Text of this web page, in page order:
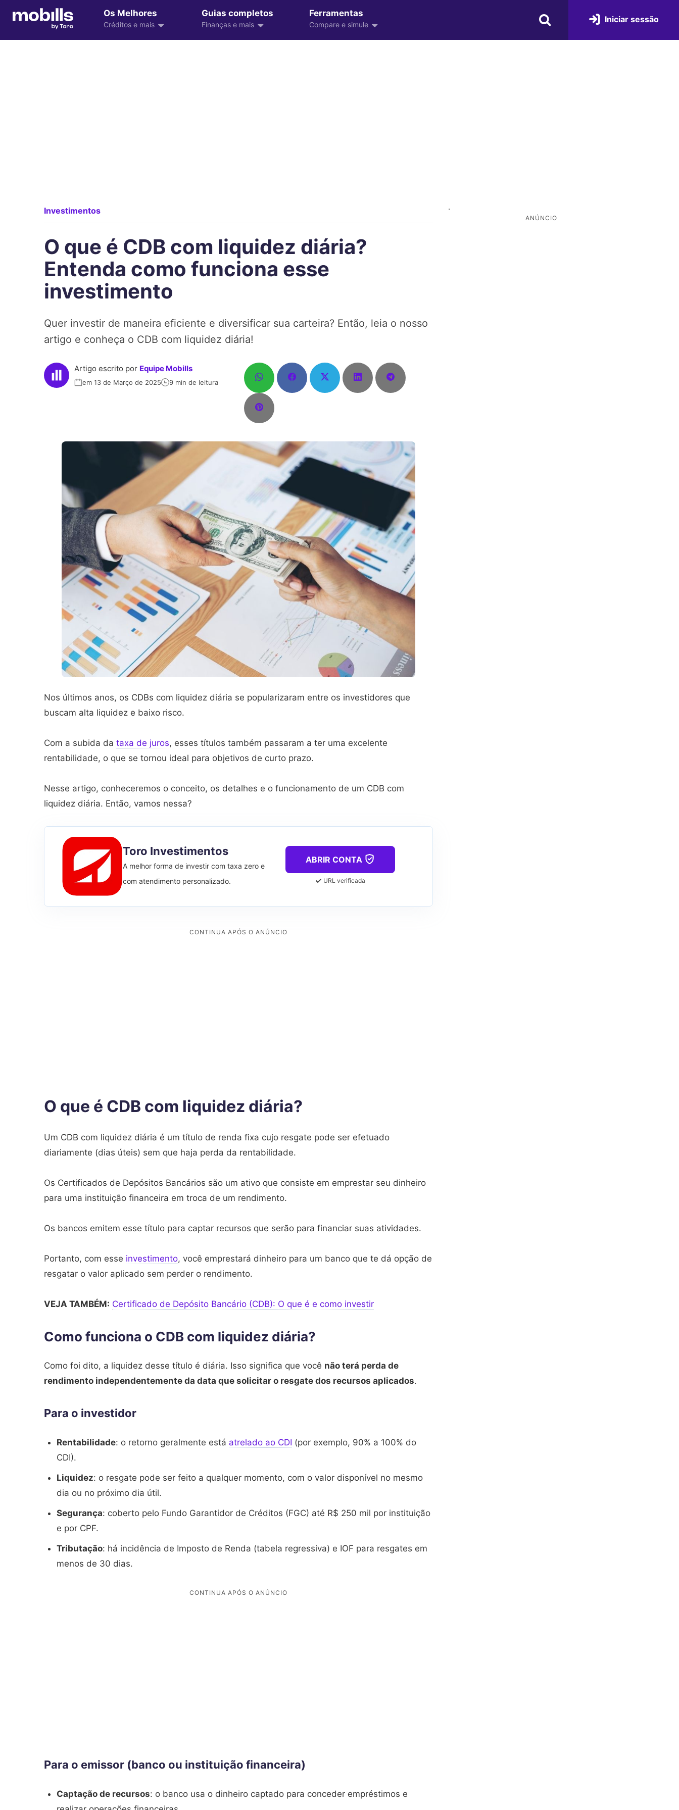
Os Melhores
Créditos e mais
Guias completos
Finanças e mais
Ferramentas
Compare e simule
Iniciar sessão
Investimentos
O que é CDB com liquidez diária?
Entenda como funciona esse
investimento
Quer investir de maneira eficiente e diversificar sua carteira? Então, leia o nosso
artigo e conheça o CDB com liquidez diária!
Artigo escrito por Equipe Mobills
em 13 de Março de 2025 9 min de leitura
Nos últimos anos, os CDBs com liquidez diária se popularizaram entre os investidores que
buscam alta liquidez e baixo risco.
Com a subida da taxa de juros, esses títulos também passaram a ter uma excelente
rentabilidade, o que se tornou ideal para objetivos de curto prazo.
Nesse artigo, conheceremos o conceito, os detalhes e o funcionamento de um CDB com
liquidez diária. Então, vamos nessa?
Toro Investimentos
A melhor forma de investir com taxa zero e
com atendimento personalizado.
ABRIR CONTA
URL verificada
O que é CDB com liquidez diária?
Um CDB com liquidez diária é um título de renda fixa cujo resgate pode ser efetuado
diariamente (dias úteis) sem que haja perda da rentabilidade.
Os Certificados de Depósitos Bancários são um ativo que consiste em emprestar seu dinheiro
para uma instituição financeira em troca de um rendimento.
Os bancos emitem esse título para captar recursos que serão para financiar suas atividades.
Portanto, com esse investimento, você emprestará dinheiro para um banco que te dá opção de
resgatar o valor aplicado sem perder o rendimento.
VEJA TAMBÉM: Certificado de Depósito Bancário (CDB): O que é e como investir
Como funciona o CDB com liquidez diária?
Como foi dito, a liquidez desse título é diária. Isso significa que você não terá perda de
rendimento independentemente da data que solicitar o resgate dos recursos aplicados.
Para o investidor
Rentabilidade: o retorno geralmente está atrelado ao CDI (por exemplo, 90% a 100% do
CDI).
Liquidez: o resgate pode ser feito a qualquer momento, com o valor disponível no mesmo
dia ou no próximo dia útil.
Segurança: coberto pelo Fundo Garantidor de Créditos (FGC) até R$ 250 mil por instituição
e por CPF.
Tributação: há incidência de Imposto de Renda (tabela regressiva) e IOF para resgates em
menos de 30 dias.
Para o emissor (banco ou instituição financeira)
Captação de recursos: o banco usa o dinheiro captado para conceder empréstimos e
.